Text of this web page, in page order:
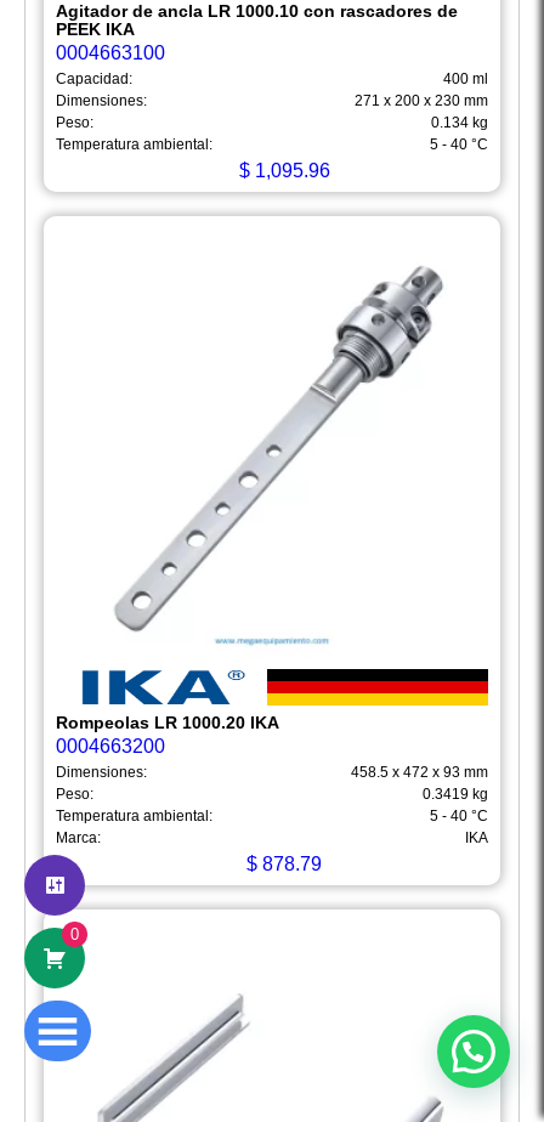
0
Agitador de ancla LR 1000.10 con rascadores de
PEEK IKA
0004663100
Capacidad:
400 ml
Dimensiones:
271 x 200 x 230 mm
Peso:
0.134 kg
Temperatura ambiental:
5 - 40 °C
$1,095.96
Rompeolas LR 1000.20 IKA
0004663200
Dimensiones:
458.5 x 472 x 93 mm
Peso:
0.3419 kg
Temperatura ambiental:
5 - 40 °C
Marca:
IKA
$ 878.79
Hola
Somos Mega Equipamiento,
somos especialistas en venta,
mantenimiento y calibración de equipos
de laboratorio.